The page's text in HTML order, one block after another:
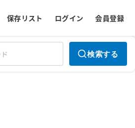
保存リスト ログイン 会員登録
検索する